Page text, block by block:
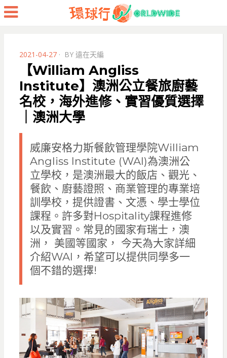
Menu
POSTED
ON
2021-04-27 BY 遠在天編
【William Angliss
Institute】澳洲公立餐旅廚藝
名校，海外進修、實習優質選擇
｜澳洲大學
威廉安格力斯餐飲管理學院William
Angliss Institute (WAI)為澳洲公
立學校，是澳洲最大的飯店、觀光、
餐飲、廚藝證照、商業管理的專業培
訓學校，提供證書、文憑、學士學位
課程。許多對Hospitality課程進修
以及實習。常見的國家有瑞士，澳
洲， 美國等國家， 今天為大家詳細
介紹WAI，希望可以提供同學多一
個不錯的選擇!